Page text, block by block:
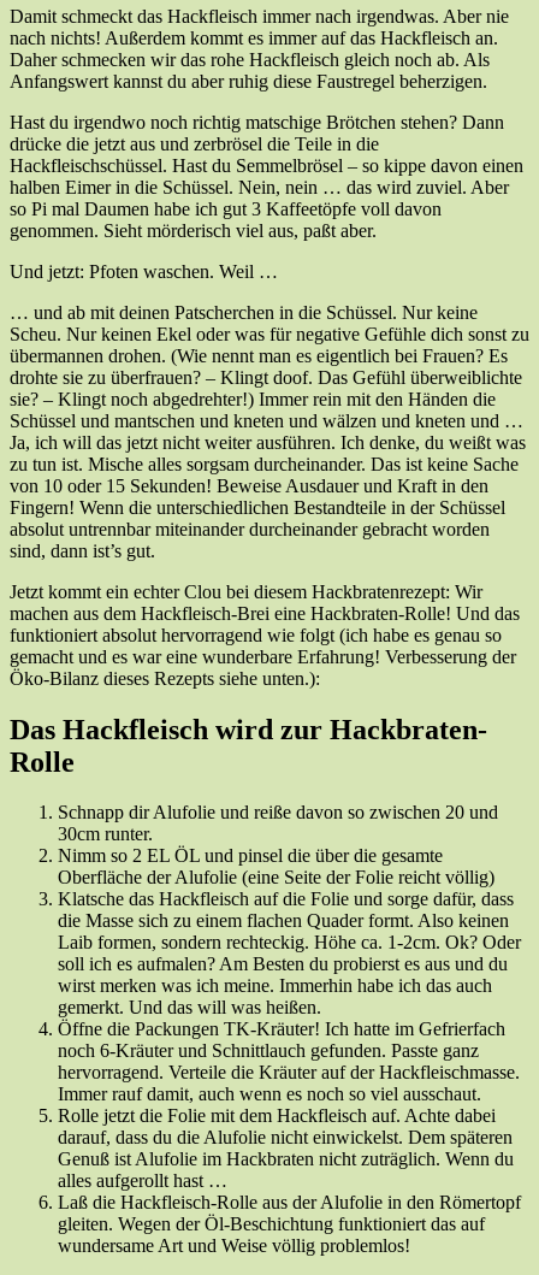
Damit schmeckt das Hackfleisch immer nach irgendwas. Aber nie
nach nichts! Außerdem kommt es immer auf das Hackfleisch an.
Daher schmecken wir das rohe Hackfleisch gleich noch ab. Als
Anfangswert kannst du aber ruhig diese Faustregel beherzigen.
Hast du irgendwo noch richtig matschige Brötchen stehen? Dann
drücke die jetzt aus und zerbrösel die Teile in die
Hackfleischschüssel. Hast du Semmelbrösel – so kippe davon einen
halben Eimer in die Schüssel. Nein, nein … das wird zuviel. Aber
so Pi mal Daumen habe ich gut 3 Kaffeetöpfe voll davon
genommen. Sieht mörderisch viel aus, paßt aber.
Und jetzt: Pfoten waschen. Weil …
… und ab mit deinen Patscherchen in die Schüssel. Nur keine
Scheu. Nur keinen Ekel oder was für negative Gefühle dich sonst zu
übermannen drohen. (Wie nennt man es eigentlich bei Frauen? Es
drohte sie zu überfrauen? – Klingt doof. Das Gefühl überweiblichte
sie? – Klingt noch abgedrehter!) Immer rein mit den Händen die
Schüssel und mantschen und kneten und wälzen und kneten und …
Ja, ich will das jetzt nicht weiter ausführen. Ich denke, du weißt was
zu tun ist. Mische alles sorgsam durcheinander. Das ist keine Sache
von 10 oder 15 Sekunden! Beweise Ausdauer und Kraft in den
Fingern! Wenn die unterschiedlichen Bestandteile in der Schüssel
absolut untrennbar miteinander durcheinander gebracht worden
sind, dann ist’s gut.
Jetzt kommt ein echter Clou bei diesem Hackbratenrezept: Wir
machen aus dem Hackfleisch-Brei eine Hackbraten-Rolle! Und das
funktioniert absolut hervorragend wie folgt (ich habe es genau so
gemacht und es war eine wunderbare Erfahrung! Verbesserung der
Öko-Bilanz dieses Rezepts siehe unten.):
Das Hackfleisch wird zur Hackbraten-
Rolle
Schnapp dir Alufolie und reiße davon so zwischen 20 und
30cm runter.
Nimm so 2 EL ÖL und pinsel die über die gesamte
Oberfläche der Alufolie (eine Seite der Folie reicht völlig)
Klatsche das Hackfleisch auf die Folie und sorge dafür, dass
die Masse sich zu einem flachen Quader formt. Also keinen
Laib formen, sondern rechteckig. Höhe ca. 1-2cm. Ok? Oder
soll ich es aufmalen? Am Besten du probierst es aus und du
wirst merken was ich meine. Immerhin habe ich das auch
gemerkt. Und das will was heißen.
Öffne die Packungen TK-Kräuter! Ich hatte im Gefrierfach
noch 6-Kräuter und Schnittlauch gefunden. Passte ganz
hervorragend. Verteile die Kräuter auf der Hackfleischmasse.
Immer rauf damit, auch wenn es noch so viel ausschaut.
Rolle jetzt die Folie mit dem Hackfleisch auf. Achte dabei
darauf, dass du die Alufolie nicht einwickelst. Dem späteren
Genuß ist Alufolie im Hackbraten nicht zuträglich. Wenn du
alles aufgerollt hast …
Laß die Hackfleisch-Rolle aus der Alufolie in den Römertopf
gleiten. Wegen der Öl-Beschichtung funktioniert das auf
wundersame Art und Weise völlig problemlos!